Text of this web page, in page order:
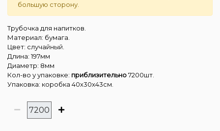
большую сторону.
Трубочка для напитков.
Материал: бумага.
Цвет: случайный.
Длина: 197мм
Диаметр: 8мм
Кол-во у упаковке: приблизительно7200шт.
Упаковка: коробка 40x30x43см.